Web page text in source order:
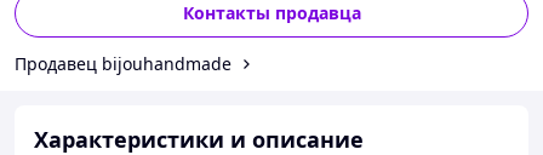
Контакты продавца
Продавец bijouhandmade
Характеристики и описание